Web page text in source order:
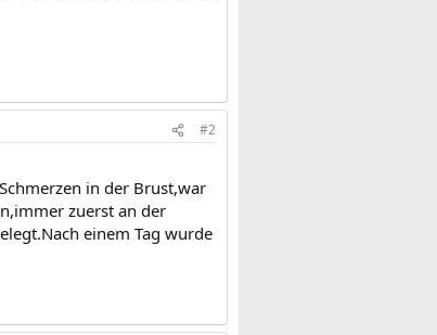
#2
in der Brust,war
zuerst an der
einem Tag wurde